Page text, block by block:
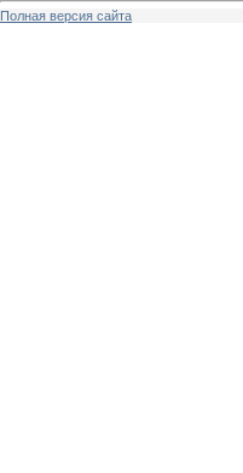
Полная версия сайта